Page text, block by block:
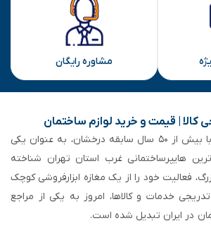
مشاوره رایگان
کالا | قیمت و خرید لوازم ساختمان
هایپر ساختمانی خاجی‌ با بیش از ۵۰ سال سابقه‌ درخشان، به عنوان یکی
هایپرساختمانی‌ غرب استان تهران شناخته
فعالیت خود را از یک مغازه ابزارفروشی کوچک
خدمات و کالاها، امروز به یکی از مراجع
در ایران تبدیل شده است.